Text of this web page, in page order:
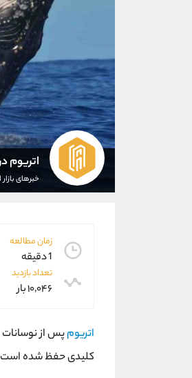
اتریوم در
خبرهای بازار
زمان مطالعه
1 دقیقه
تعداد بازدید
۱۰,۰۴۶ بار
اتریوم
کلیدی حفظ شده